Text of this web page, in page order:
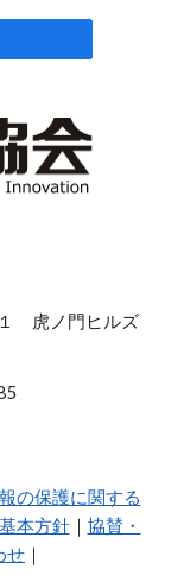
虎ノ門ヒルズ
の保護に関する
本方針｜ 協賛・
せ ｜